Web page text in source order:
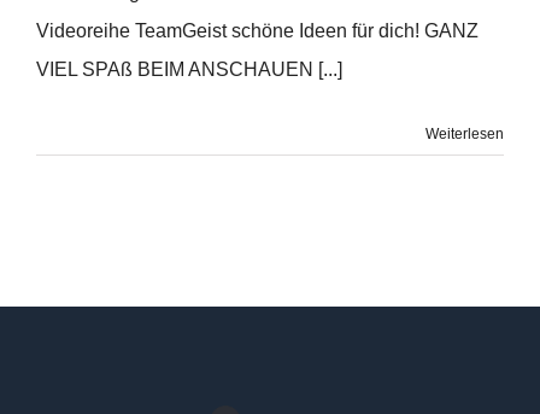
Videoreihe TeamGeist schöne Ideen für dich! GANZ
VIEL SPAß BEIM ANSCHAUEN [...]
Weiterlesen